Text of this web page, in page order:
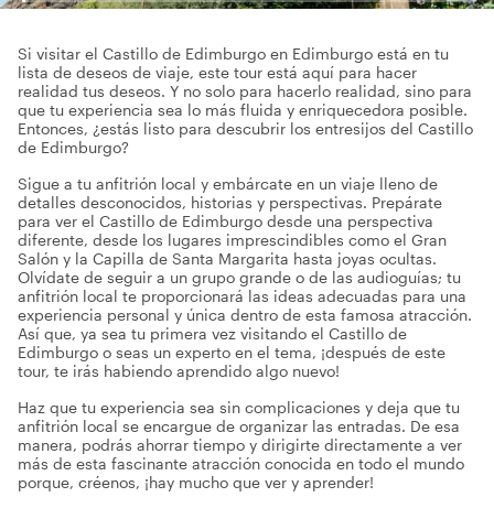
Si visitar el Castillo de Edimburgo en Edimburgo está en tu
lista de deseos de viaje, este tour está aquí para hacer
realidad tus deseos. Y no solo para hacerlo realidad, sino para
que tu experiencia sea lo más fluida y enriquecedora posible.
Entonces, ¿estás listo para descubrir los entresijos del Castillo
de Edimburgo?
Sigue a tu anfitrión local y embárcate en un viaje lleno de
detalles desconocidos, historias y perspectivas. Prepárate
para ver el Castillo de Edimburgo desde una perspectiva
diferente, desde los lugares imprescindibles como el Gran
Salón y la Capilla de Santa Margarita hasta joyas ocultas.
Olvídate de seguir a un grupo grande o de las audioguías; tu
anfitrión local te proporcionará las ideas adecuadas para una
experiencia personal y única dentro de esta famosa atracción.
Así que, ya sea tu primera vez visitando el Castillo de
Edimburgo o seas un experto en el tema, ¡después de este
tour, te irás habiendo aprendido algo nuevo!
Haz que tu experiencia sea sin complicaciones y deja que tu
anfitrión local se encargue de organizar las entradas. De esa
manera, podrás ahorrar tiempo y dirigirte directamente a ver
más de esta fascinante atracción conocida en todo el mundo
porque, créenos, ¡hay mucho que ver y aprender!